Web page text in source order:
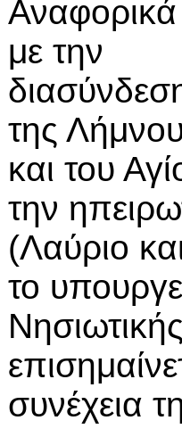
Αναφορικά
με την
της
και του
την
(Λαύριο
το
συνέχεια